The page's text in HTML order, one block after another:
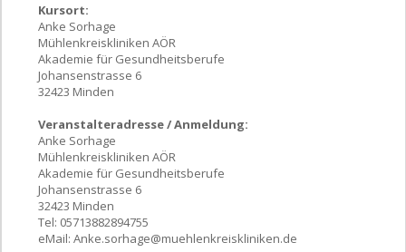
Kursort:
Anke Sorhage
Mühlenkreiskliniken AÖR
Akademie für Gesundheitsberufe
Johansenstrasse 6
32423 Minden
Veranstalteradresse / Anmeldung:
Anke Sorhage
Mühlenkreiskliniken AÖR
Akademie für Gesundheitsberufe
Johansenstrasse 6
32423 Minden
Tel: 05713882894755
eMail: Anke.sorhage@muehlenkreiskliniken.de